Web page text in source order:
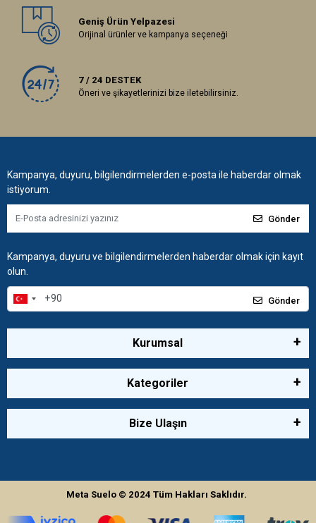
Geniş Ürün Yelpazesi
Orijinal ürünler ve kampanya seçeneği
7 / 24 DESTEK
Öneri ve şikayetlerinizi bize iletebilirsiniz.
Kampanya, duyuru, bilgilendirmelerden e-posta ile haberdar olmak
istiyorum.
Gönder
Kampanya, duyuru ve bilgilendirmelerden haberdar olmak için kayıt
olun.
Gönder
Kurumsal
Kategoriler
Bize Ulaşın
Meta Suelo © 2024Tüm Hakları Saklıdır.